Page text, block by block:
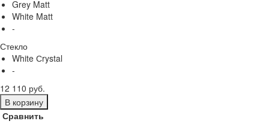
Grey Matt
White Matt
-
Стекло
White Сrystal
-
12 110 руб.
В корзину
Сравнить